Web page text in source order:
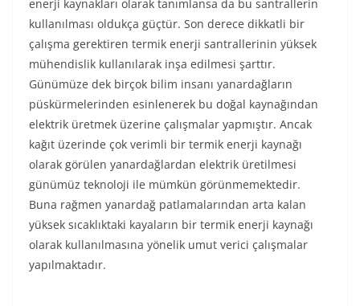
enerji kaynakları olarak tanımlansa da bu santrallerin
kullanılması oldukça güçtür. Son derece dikkatli bir
çalışma gerektiren termik enerji santrallerinin yüksek
mühendislik kullanılarak inşa edilmesi şarttır.
Günümüze dek birçok bilim insanı yanardağların
püskürmelerinden esinlenerek bu doğal kaynağından
elektrik üretmek üzerine çalışmalar yapmıştır. Ancak
kağıt üzerinde çok verimli bir termik enerji kaynağı
olarak görülen yanardağlardan elektrik üretilmesi
günümüz teknoloji ile mümkün görünmemektedir.
Buna rağmen yanardağ patlamalarından arta kalan
yüksek sıcaklıktaki kayaların bir termik enerji kaynağı
olarak kullanılmasına yönelik umut verici çalışmalar
yapılmaktadır.